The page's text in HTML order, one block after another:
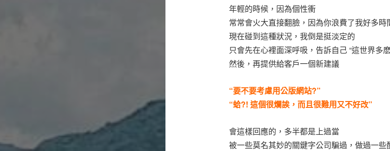
年輕的時候，因為個性衝
常常會火大直接翻臉，因為你浪費了我好多時
現在碰到這種狀況，我倒是挺淡定的
只會先在心裡面深呼吸，告訴自己 “這世界多
然後，再提供給客戶一個新建議
“要不要考慮用公版網站?”
“蛤?! 這個很爛誒，而且很難用又不好改”
會這樣回應的，多半都是上過當
被一些莫名其妙的關鍵字公司騙過，做過一些